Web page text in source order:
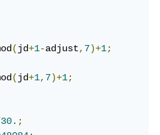
(jd+1-adjust,7)+1;
(jd+1,7)+1;
30.;